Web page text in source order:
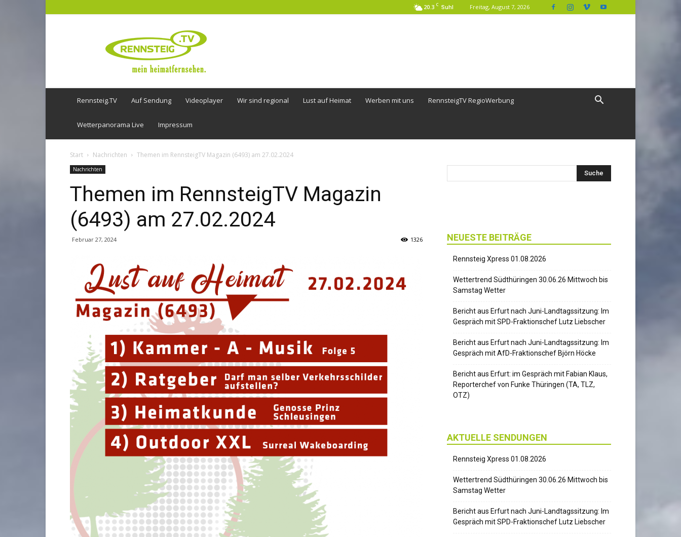
20.3 C Suhl Freitag, August 7, 2026
Rennsteig.TV Auf Sendung Videoplayer Wir sind regional Lust auf Heimat Werben mit uns RennsteigTV RegioWerbung
Wetterpanorama Live Impressum
Start Nachrichten Themen im RennsteigTV Magazin (6493) am 27.02.2024
Nachrichten
Themen im RennsteigTV Magazin
(6493) am 27.02.2024
Februar 27, 2024 1326 NEUESTE BEITRÄGE
Rennsteig Xpress 01.08.2026
Wettertrend Südthüringen 30.06.26 Mittwoch bis
Samstag Wetter
Bericht aus Erfurt nach Juni-Landtagssitzung: Im
Gespräch mit SPD-Fraktionschef Lutz Liebscher
Bericht aus Erfurt nach Juni-Landtagssitzung: Im
Gespräch mit AfD-Fraktionschef Björn Höcke
Bericht aus Erfurt: im Gespräch mit Fabian Klaus,
Reporterchef von Funke Thüringen (TA, TLZ,
OTZ)
AKTUELLE SENDUNGEN
Rennsteig Xpress 01.08.2026
Wettertrend Südthüringen 30.06.26 Mittwoch bis
Samstag Wetter
Bericht aus Erfurt nach Juni-Landtagssitzung: Im
Gespräch mit SPD-Fraktionschef Lutz Liebscher